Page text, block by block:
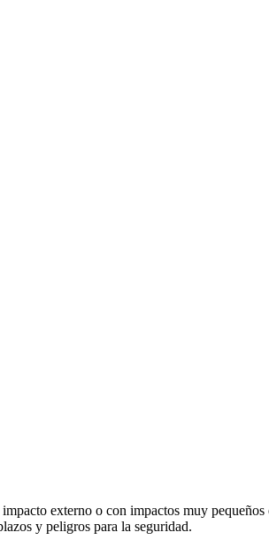
externo o con impactos muy pequeños
y peligros para la seguridad.